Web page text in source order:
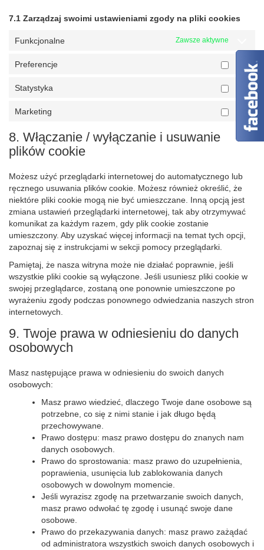
7.1 Zarządzaj swoimi ustawieniami zgody na pliki cookies
Funkcjonalne Zawsze aktywne
Preferencje
Statystyka
Marketing
8. Włączanie / wyłączanie i usuwanie
plików cookie
Możesz użyć przeglądarki internetowej do automatycznego lub
ręcznego usuwania plików cookie. Możesz również określić, że
niektóre pliki cookie mogą nie być umieszczane. Inną opcją jest
zmiana ustawień przeglądarki internetowej, tak aby otrzymywać
komunikat za każdym razem, gdy plik cookie zostanie
umieszczony. Aby uzyskać więcej informacji na temat tych opcji,
zapoznaj się z instrukcjami w sekcji pomocy przeglądarki.
Pamiętaj, że nasza witryna może nie działać poprawnie, jeśli
wszystkie pliki cookie są wyłączone. Jeśli usuniesz pliki cookie w
swojej przeglądarce, zostaną one ponownie umieszczone po
wyrażeniu zgody podczas ponownego odwiedzania naszych stron
internetowych.
9. Twoje prawa w odniesieniu do danych
osobowych
Masz następujące prawa w odniesieniu do swoich danych
osobowych:
Masz prawo wiedzieć, dlaczego Twoje dane osobowe są
potrzebne, co się z nimi stanie i jak długo będą
przechowywane.
Prawo dostępu: masz prawo dostępu do znanych nam
danych osobowych.
Prawo do sprostowania: masz prawo do uzupełnienia,
poprawienia, usunięcia lub zablokowania danych
osobowych w dowolnym momencie.
Jeśli wyrazisz zgodę na przetwarzanie swoich danych,
masz prawo odwołać tę zgodę i usunąć swoje dane
osobowe.
Prawo do przekazywania danych: masz prawo zażądać
od administratora wszystkich swoich danych osobowych i